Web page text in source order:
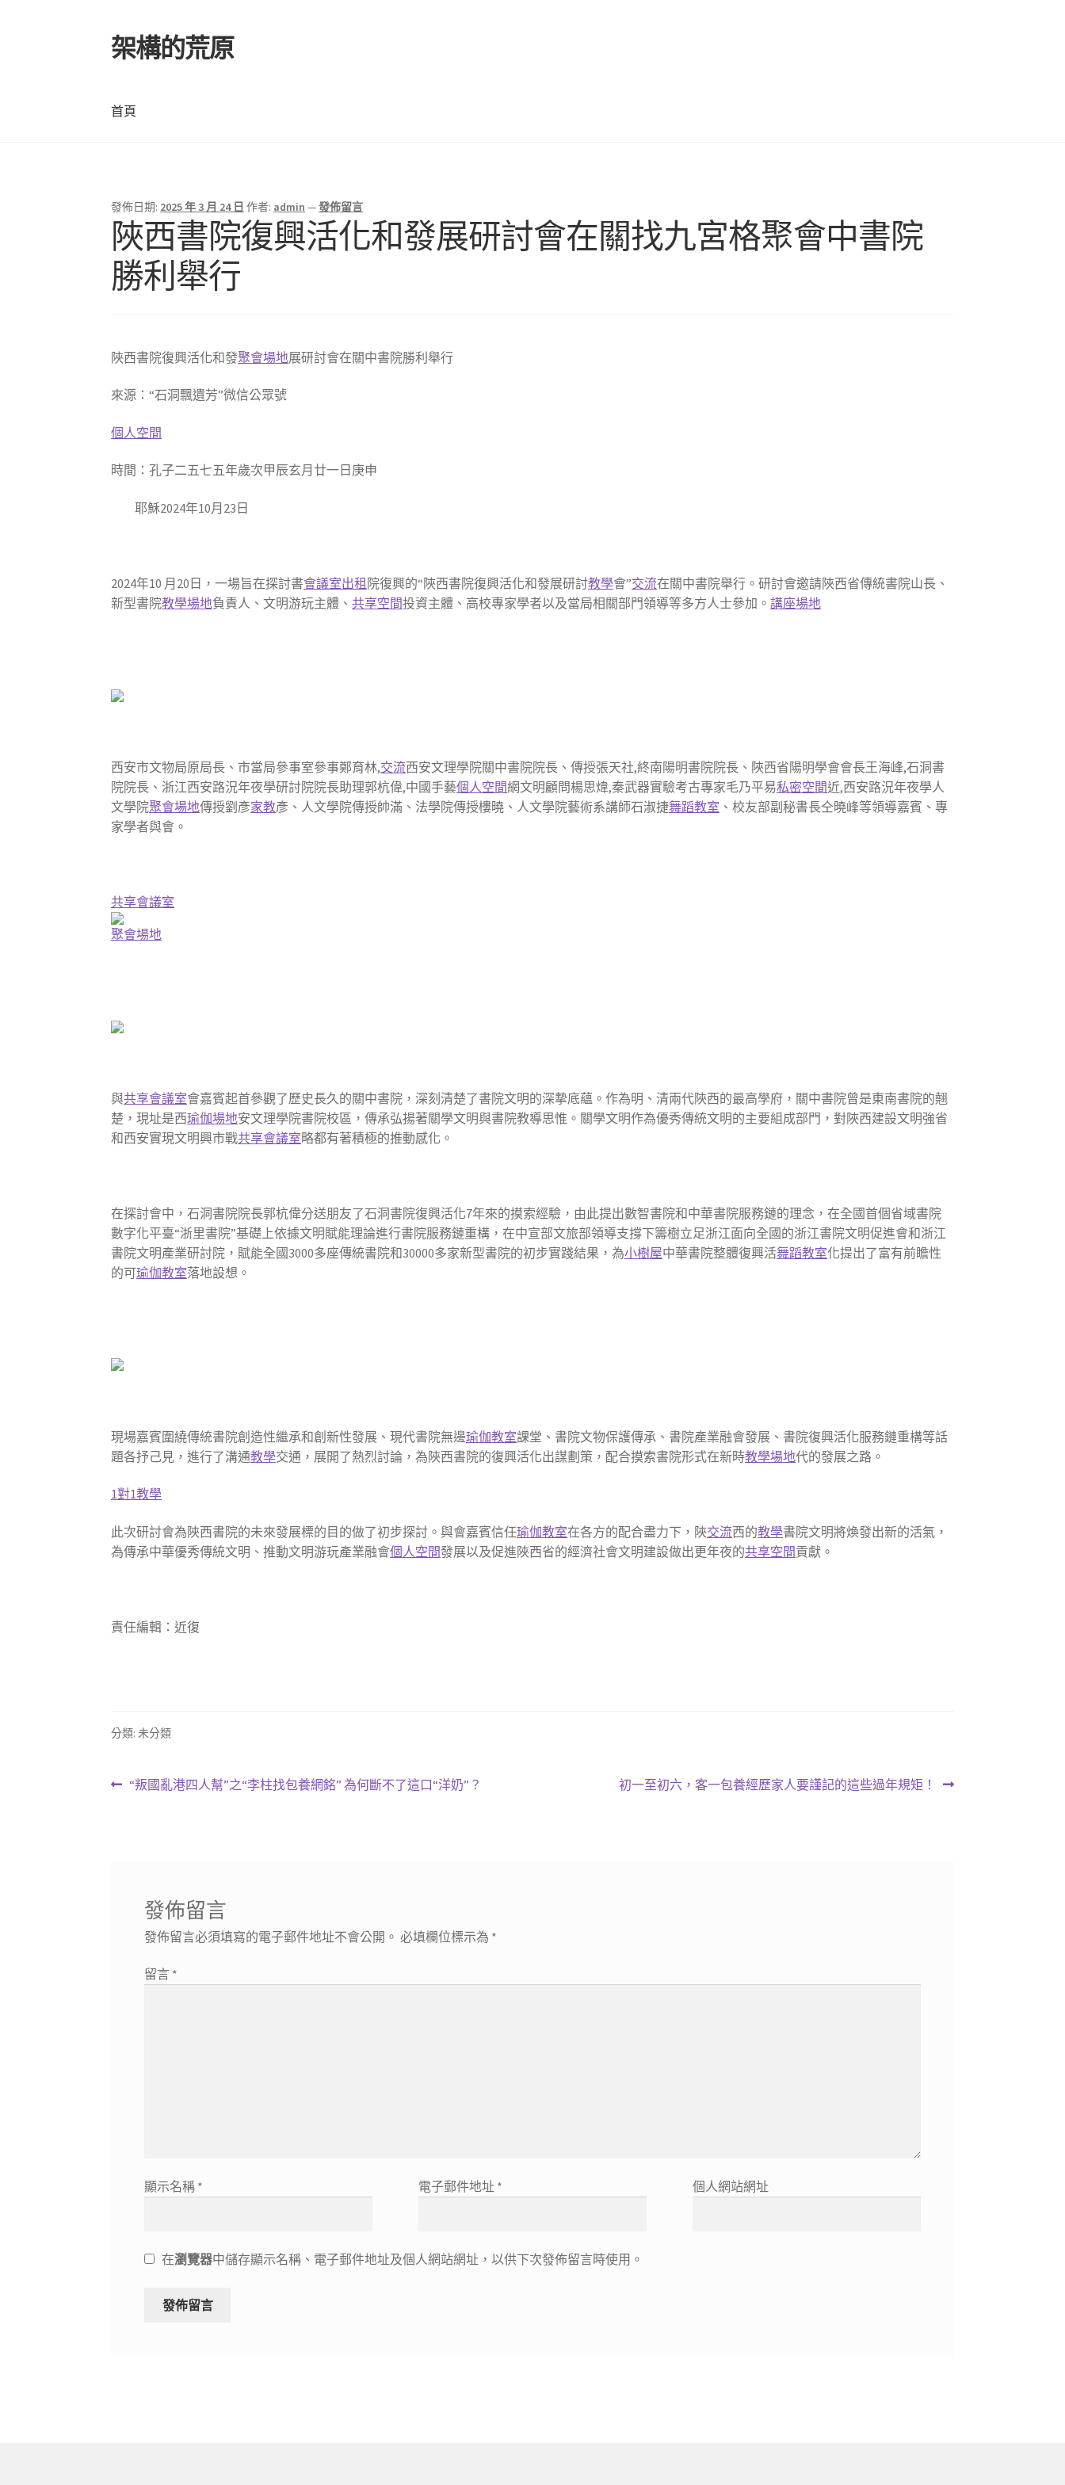
跳
至
覽
列
跳
至
要
內
架構的荒原
首頁
發佈日期: 2025 年 3 月 24 日 作者: admin —發佈留言
陜西書院復興活化和發展研討會在關找九宮格聚會中書院
勝利舉行
陜西書院復興活化和發聚會場地展研討會在關中書院勝利舉行
來源：“石洞飄遺芳”微信公眾號
個人空間
時間：孔子二五七五年歲次甲辰玄月廿一日庚申
耶穌2024年10月23日
2024年10 月20日，一場旨在探討書會議室出租 院復興的“陜西書院復興活化和發展研討教學會”交流在關中書院舉行。研討會邀請陜西省傳統書院山長、
新型書院教學場地負責人、文明游玩主體、共享空間投資主體、高校專家學者以及當局相關部門領導等多方人士參加。講座場地
西安市文物局原局長、市當局參事室參事鄭育林,交流西安文理學院關中書院院長、傳授張天社,終南陽明書院院長、陜西省陽明學會會長王海峰,石洞書
院院長、浙江西安路況年夜學研討院院長助理郭杭偉,中國手藝個人空間網文明顧問楊思煒,秦武器實驗考古專家毛乃平易私密空間近,西安路況年夜學人
文學院聚會場地傳授劉彥家教彥、人文學院傳授帥滿、法學院傳授樓曉、人文學院藝術系講師石淑捷舞蹈教室 、校友部副秘書長仝曉峰等領導嘉賓、專
家學者與會。
共享會議室
聚會場地
與共享會議室會嘉賓起首參觀了歷史長久的關中書院，深刻清楚了書院文明的深摯底蘊。作為明、清兩代陜西的最高學府，關中書院曾是東南書院的翹
楚，現址是西瑜伽場地安文理學院書院校區，傳承弘揚著關學文明與書院教導思惟。關學文明作為優秀傳統文明的主要組成部門，對陜西建設文明強省
和西安實現文明興市戰共享會議室略都有著積極的推動感化。
在探討會中，石洞書院院長郭杭偉分送朋友了石洞書院復興活化7年來的摸索經驗，由此提出數智書院和中華書院服務鏈的理念，在全國首個省域書院
數字化平臺“浙里書院”基礎上依據文明賦能理論進行書院服務鏈重構，在中宣部文旅部領導支撐下籌樹立足浙江面向全國的浙江書院文明促進會和浙江
書院文明產業研討院，賦能全國3000多座傳統書院和30000多家新型書院的初步實踐結果，為小樹屋中華書院整體復興活舞蹈教室化提出了富有前瞻性
的可瑜伽教室落地設想。
現場嘉賓圍繞傳統書院創造性繼承和創新性發展、現代書院無邊瑜伽教室課堂、書院文物保護傳承、書院產業融會發展、書院復興活化服務鏈重構等話
題各抒己見，進行了溝通教學交通，展開了熱烈討論，為陜西書院的復興活化出謀劃策，配合摸索書院形式在新時教學場地代的發展之路。
1對1教學
此次研討會為陜西書院的未來發展標的目的做了初步探討。與會嘉賓信任瑜伽教室在各方的配合盡力下，陜交流西的教學書院文明將煥發出新的活氣，
為傳承中華優秀傳統文明、推動文明游玩產業融會個人空間發展以及促進陜西省的經濟社會文明建設做出更年夜的共享空間貢獻。
責任編輯：近復
分類: 未分類
文上
“叛國亂港四人幫”之“李柱找包養網銘” 為何斷不了這口“洋奶”？
下
初一至初六，客一包養經歷家人要謹記的這些過年規矩！
發佈留言
發佈留言必須填寫的電子郵件地址不會公開。 必填欄位標示為 *
留言 *
顯示名稱 * 電子郵件地址 * 個人網站網址
在瀏覽器中儲存顯示名稱、電子郵件地址及個人網站網址，以供下次發佈留言時使用。